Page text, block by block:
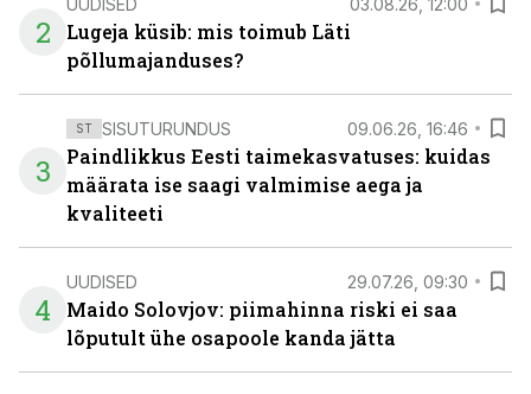
2
Lugeja küsib: mis toimub Läti
põllumajanduses?
3
ST SISUTURUNDUS 09.06.26, 16:46
Paindlikkus Eesti taimekasvatuses: kuidas
määrata ise saagi valmimise aega ja
kvaliteeti
4
UUDISED 29.07.26, 09:30
Maido Solovjov: piimahinna riski ei saa
lõputult ühe osapoole kanda jätta